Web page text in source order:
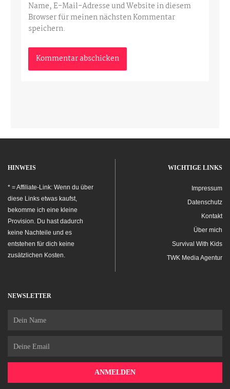
Name, E-Mail-Adresse und Website in diesem
Browser für meinen nächsten Kommentar
speichern.
HINWEIS
* = Affiliate-Link: Wenn du über
diese Links etwas kaufst,
bekomme ich eine kleine
Provision. Du hast dadurch
keine Nachteile und es
entstehen für dich keine
zusätzlichen Kosten.
WICHTIGE LINKS
Impressum
Datenschutz
Kontakt
Über mich
Survival With Kids
TWK Media Agentur
NEWSLETTER
Name
Email
ANMELDEN